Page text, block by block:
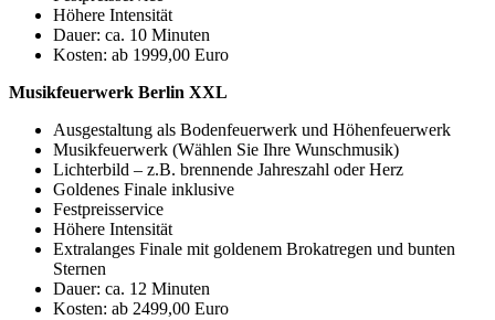
Höhere Intensität
Dauer: ca. 10 Minuten
Kosten: ab 1999,00 Euro
Musikfeuerwerk Berlin XXL
Ausgestaltung als Bodenfeuerwerk und Höhenfeuerwerk
Musikfeuerwerk (Wählen Sie Ihre Wunschmusik)
Lichterbild – z.B. brennende Jahreszahl oder Herz
Goldenes Finale inklusive
Festpreisservice
Höhere Intensität
Extralanges Finale mit goldenem Brokatregen und bunten
Sternen
Dauer: ca. 12 Minuten
Kosten: ab 2499,00 Euro